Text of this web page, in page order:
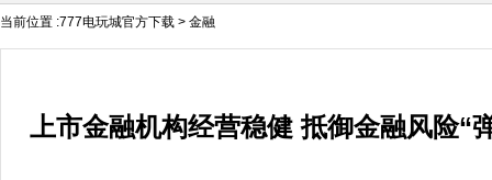
当前位置 :777电玩城官方下载 > 金融
上市金融机构经营稳健 抵御金融风险“